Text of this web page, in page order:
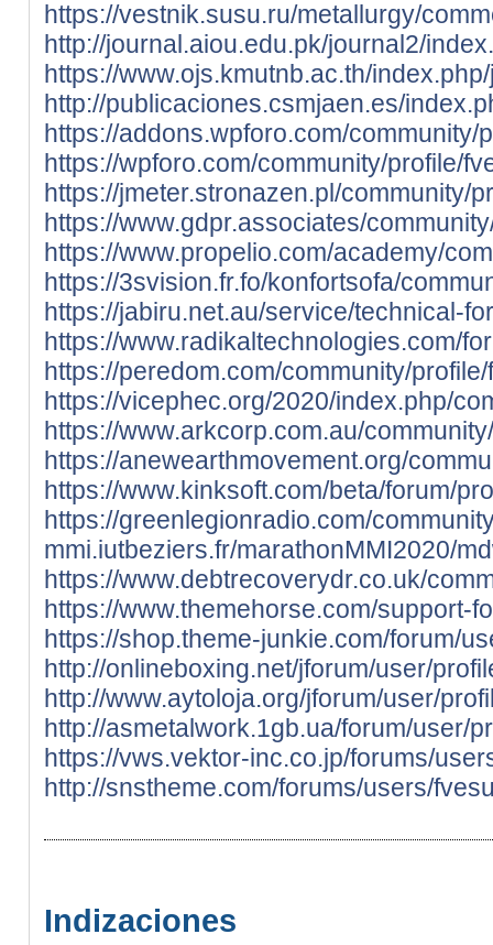
https://vestnik.susu.ru/metallurgy/
http://journal.aiou.edu.pk/journal2/
https://www.ojs.kmutnb.ac.th/
http://publicaciones.csmjaen.es/
https://addons.wpforo.com/community/
https://wpforo.com/community/profile/
https://jmeter.stronazen.pl/community/
https://www.gdpr.associates/
https://www.propelio.com/academy/
https://3svision.fr.fo/konfortsofa/
https://jabiru.net.au/service/technical-
https://www.radikaltechnologies.com/
https://peredom.com/community/
https://vicephec.org/2020/index.php/
https://www.arkcorp.com.au/
https://anewearthmovement.org/
https://www.kinksoft.com/beta/forum/
https://greenlegionradio.com/
mmi.iutbeziers.fr/marathonMMI2020/
https://www.debtrecoverydr.co.uk/
https://www.themehorse.com/support-
https://shop.theme-junkie.com/forum/
http://onlineboxing.net/jforum/user/
http://www.aytoloja.org/jforum/user/
http://asmetalwork.1gb.ua/forum/user/
https://vws.vektor-inc.co.jp/forums/
http://snstheme.com/forums/users/
Indizaciones